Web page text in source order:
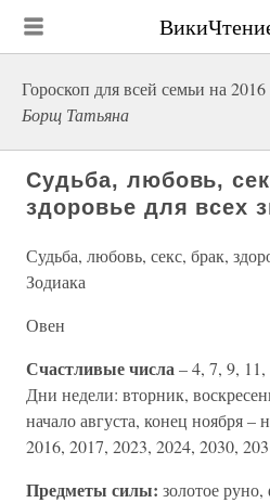
Гороскоп для всей семьи на 2016
Борщ Татьяна
Судьба, любовь,
здоровье для всех
Судьба, любовь, секс, брак,
Зодиака
Овен
Счастливые числа– 4, 7, 9, 11,
Дни недели: вторник,
начало августа, конец ноября –
2016, 2017, 2023, 2024, 2030,
Предметы силы: золотое